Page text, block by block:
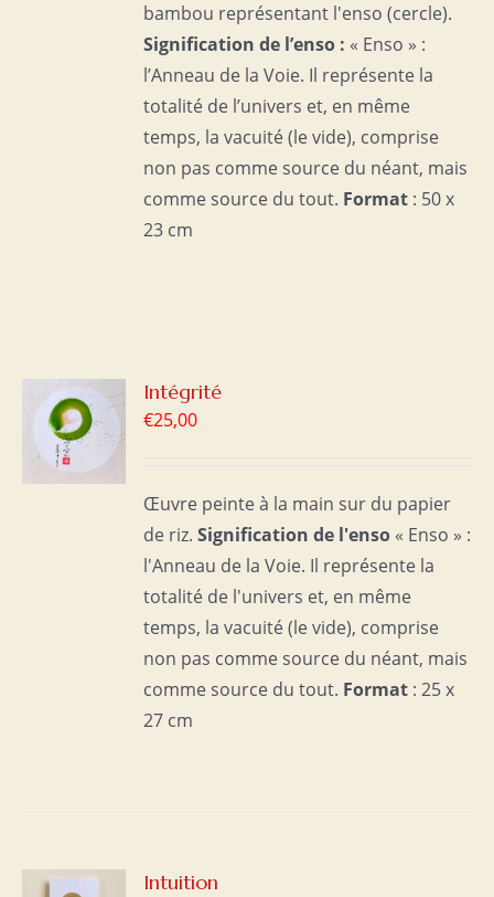
bambou représentant l'enso (cercle).
Signification de l’enso : « Enso » :
l’Anneau de la Voie. Il représente la
totalité de l’univers et, en même
temps, la vacuité (le vide), comprise
non pas comme source du néant, mais
comme source du tout. Format : 50 x
23 cm
Intégrité
€25,00
Œuvre peinte à la main sur du papier
de riz.Signification de l'enso « Enso » :
l'Anneau de la Voie. Il représente la
totalité de l'univers et, en même
temps, la vacuité (le vide), comprise
non pas comme source du néant, mais
comme source du tout. Format : 25 x
27 cm
Intuition